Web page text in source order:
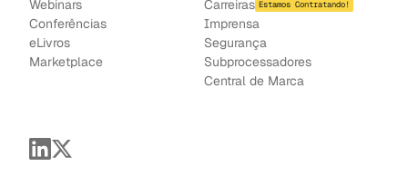
Webinars
Conferências
eLivros
Marketplace
Carreiras Estamos Contratando!
Imprensa
Segurança
Subprocessadores
Central de Marca